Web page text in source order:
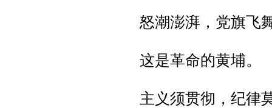
怒潮澎湃，党旗飞
这是革命的黄埔。
主义须贯彻，纪律